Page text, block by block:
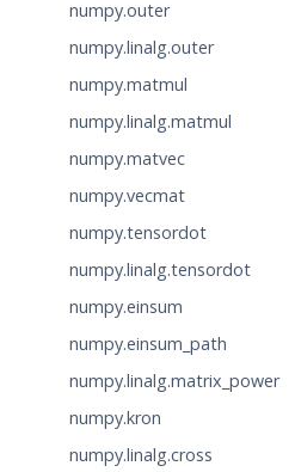
numpy.outer
numpy.linalg.outer
numpy.matmul
numpy.linalg.matmul
numpy.matvec
numpy.vecmat
numpy.tensordot
numpy.linalg.tensordot
numpy.einsum
numpy.einsum_path
numpy.linalg.matrix_power
numpy.kron
numpy.linalg.cross